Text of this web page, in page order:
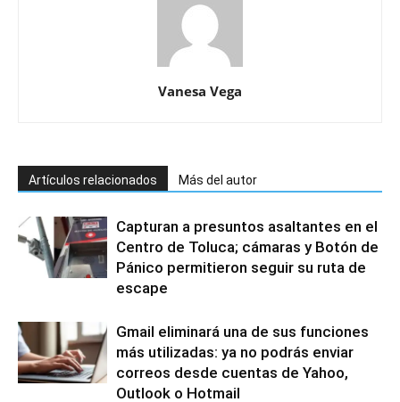
Vanesa Vega
Artículos relacionados Más del autor
Capturan a presuntos asaltantes en el
Centro de Toluca; cámaras y Botón de
Pánico permitieron seguir su ruta de
escape
Gmail eliminará una de sus funciones
más utilizadas: ya no podrás enviar
correos desde cuentas de Yahoo,
Outlook o Hotmail